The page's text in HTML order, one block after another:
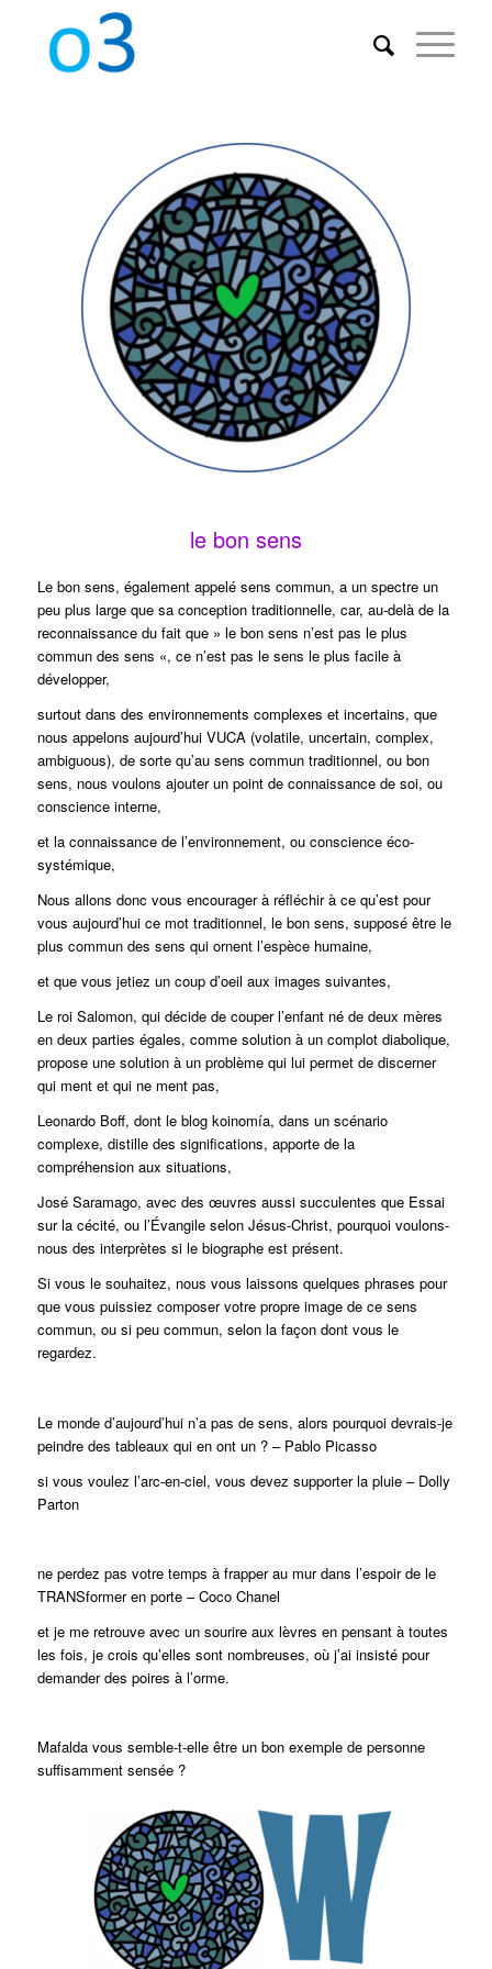
le bon sens
Le bon sens, également appelé sens commun, a un spectre un
peu plus large que sa conception traditionnelle, car, au-delà de la
reconnaissance du fait que » le bon sens n’est pas le plus
commun des sens «, ce n’est pas le sens le plus facile à
développer,
surtout dans des environnements complexes et incertains, que
nous appelons aujourd’hui VUCA (volatile, uncertain, complex,
ambiguous), de sorte qu’au sens commun traditionnel, ou bon
sens, nous voulons ajouter un point de connaissance de soi, ou
conscience interne,
et la connaissance de l’environnement, ou conscience éco-
systémique,
Nous allons donc vous encourager à réfléchir à ce qu’est pour
vous aujourd’hui ce mot traditionnel, le bon sens, supposé être le
plus commun des sens qui ornent l’espèce humaine,
et que vous jetiez un coup d’oeil aux images suivantes,
Le roi Salomon, qui décide de couper l’enfant né de deux mères
en deux parties égales, comme solution à un complot diabolique,
propose une solution à un problème qui lui permet de discerner
qui ment et qui ne ment pas,
Leonardo Boff, dont le blog koinomía, dans un scénario
complexe, distille des significations, apporte de la
compréhension aux situations,
José Saramago, avec des œuvres aussi succulentes que Essai
sur la cécité, ou l’Évangile selon Jésus-Christ, pourquoi voulons-
nous des interprètes si le biographe est présent.
Si vous le souhaitez, nous vous laissons quelques phrases pour
que vous puissiez composer votre propre image de ce sens
commun, ou si peu commun, selon la façon dont vous le
regardez.
Le monde d’aujourd’hui n’a pas de sens, alors pourquoi devrais-je
peindre des tableaux qui en ont un ? – Pablo Picasso
si vous voulez l’arc-en-ciel, vous devez supporter la pluie – Dolly
Parton
ne perdez pas votre temps à frapper au mur dans l’espoir de le
TRANSformer en porte – Coco Chanel
et je me retrouve avec un sourire aux lèvres en pensant à toutes
les fois, je crois qu’elles sont nombreuses, où j’ai insisté pour
demander des poires à l’orme.
Mafalda vous semble-t-elle être un bon exemple de personne
suffisamment sensée ?